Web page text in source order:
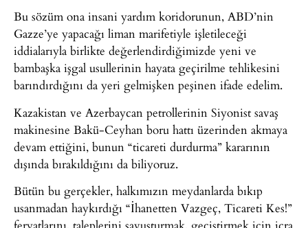
Bu sözüm ona insani yardım koridorunun, ABD’nin
Gazze’ye yapacağı liman marifetiyle işletileceği
iddialarıyla birlikte değerlendirdiğimizde yeni ve
bambaşka işgal usullerinin hayata geçirilme tehlikesini
barındırdığını da yeri gelmişken peşinen ifade edelim.
Kazakistan ve Azerbaycan petrollerinin Siyonist savaş
makinesine Bakü-Ceyhan boru hattı üzerinden akmaya
devam ettiğini, bunun “ticareti durdurma” kararının
dışında bırakıldığını da biliyoruz.
Bütün bu gerçekler, halkımızın meydanlarda bıkıp
usanmadan haykırdığı “İhanetten Vazgeç, Ticareti Kes!”